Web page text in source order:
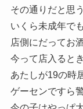
その通りだと思う
いくら未成年で
店側にだってお
今って店入ると
あたしが19の時
ゲーセンですら